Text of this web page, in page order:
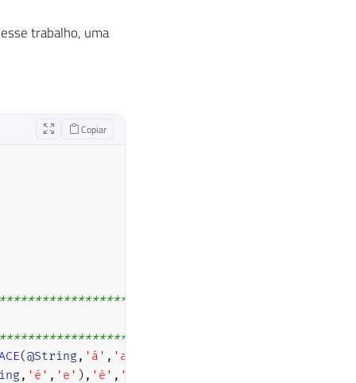
trabalho, uma
Copiar
(@String, 'á' , 'a'
, 'é' , 'e' ) , 'è' , 'e'